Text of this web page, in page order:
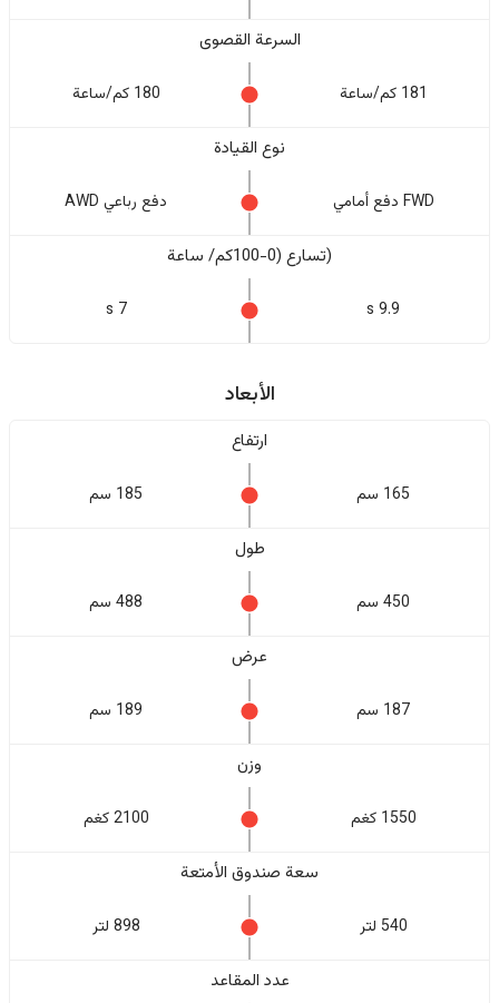
السرعة القصوى
181 كم/ساعة 180 كم/ساعة
نوع القيادة
FWD دفع أمامي دفع رباعي AWD
(تسارع (0-100كم/ ساعة
9.9 s
7 s
الأبعاد
ارتفاع
165 سم 185 سم
طول
450 سم 488 سم
عرض
187 سم 189 سم
وزن
1550 كغم 2100 كغم
سعة صندوق الأمتعة
540 لتر 898 لتر
عدد المقاعد